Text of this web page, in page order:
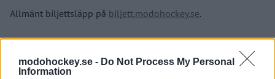
modohockey.se - Do Not Process My Personal
Information
Allmänt biljettsläpp på biljett.modohockey.se.
SLÄPP ÖVRIGA MATCHER